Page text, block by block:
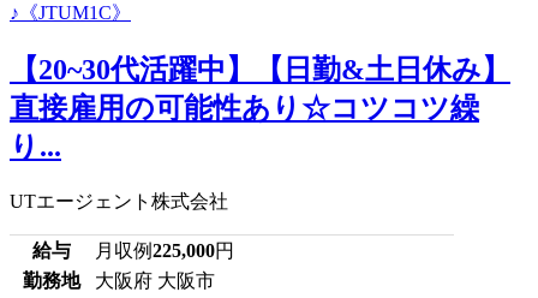
【20~30代活躍中】【日勤&土日休み】
直接雇用の可能性あり☆コツコツ繰
り...
UTエージェント株式会社
給与 月収例225,000円
勤務地
大阪府 大阪市